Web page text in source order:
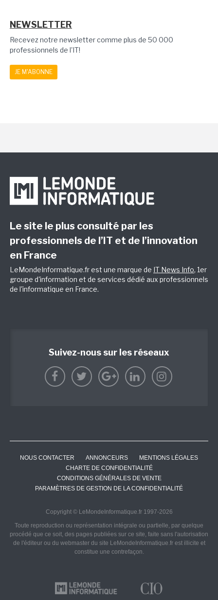
NEWSLETTER
Recevez notre newsletter comme plus de 50 000
professionnels de l'IT!
JE M'ABONNE
Le site le plus consulté par les
professionnels de l’IT et de l’innovation
en France
LeMondeInformatique.fr est une marque de IT News Info, 1er
groupe d'information et de services dédié aux professionnels
de l'informatique en France.
Suivez-nous sur les réseaux
NOUS CONTACTER ANNONCEURS
MENTIONS LÉGALES
CHARTE DE CONFIDENTIALITÉ
CONDITIONS GÉNÉRALES DE VENTE
PARAMÈTRES DE GESTION DE LA CONFIDENTIALITÉ
Copyright © LeMondeInformatique.fr 1997-2026
Toute reproduction ou représentation intégrale ou partielle, par quelque
procédé que ce soit, des pages publiées sur ce site, faite sans l'autorisation
de l'éditeur ou du webmaster du site LeMondeInformatique.fr est illicite et
constitue une contrefaçon.